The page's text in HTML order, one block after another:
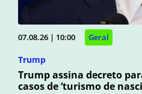
07.08.26 | 10:00 Geral
Trump
Trump assina decreto
casos de ‘turismo de